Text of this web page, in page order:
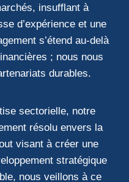
insufflant à
d’expérience et une
s’étend au-delà
; nous nous
durables.
sectorielle, notre
résolu envers la
visant à créer une
stratégique
nous veillons à ce